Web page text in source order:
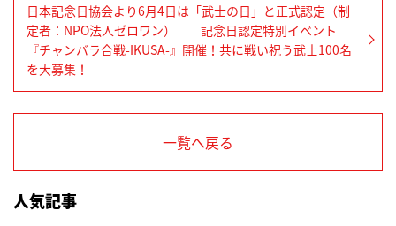
日本記念日協会より6月4日は「武士の日」と正式認定（制
定者：NPO法人ゼロワン） 記念日認定特別イベント
『チャンバラ合戦-IKUSA-』開催！共に戦い祝う武士100名
を大募集！
一覧へ戻る
人気記事